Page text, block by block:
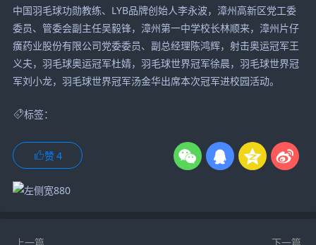
中国羽毛球功勋教练、LYB品牌创始人李永波，漳州高新区党工委
委员、管委会副主任吴毅锋，漳州第一中学校长林顺来，漳州片仔
癀药业股份有限公司党委委员、副总经理陈鸿辉，射击奥运冠军王
义夫，羽毛球奥运冠军杜婧，羽毛球世界冠军徐晨，羽毛球世界冠
军刘小龙，羽毛球世界冠军汤金华出席本次冠军进校园活动。
标签：
赞4